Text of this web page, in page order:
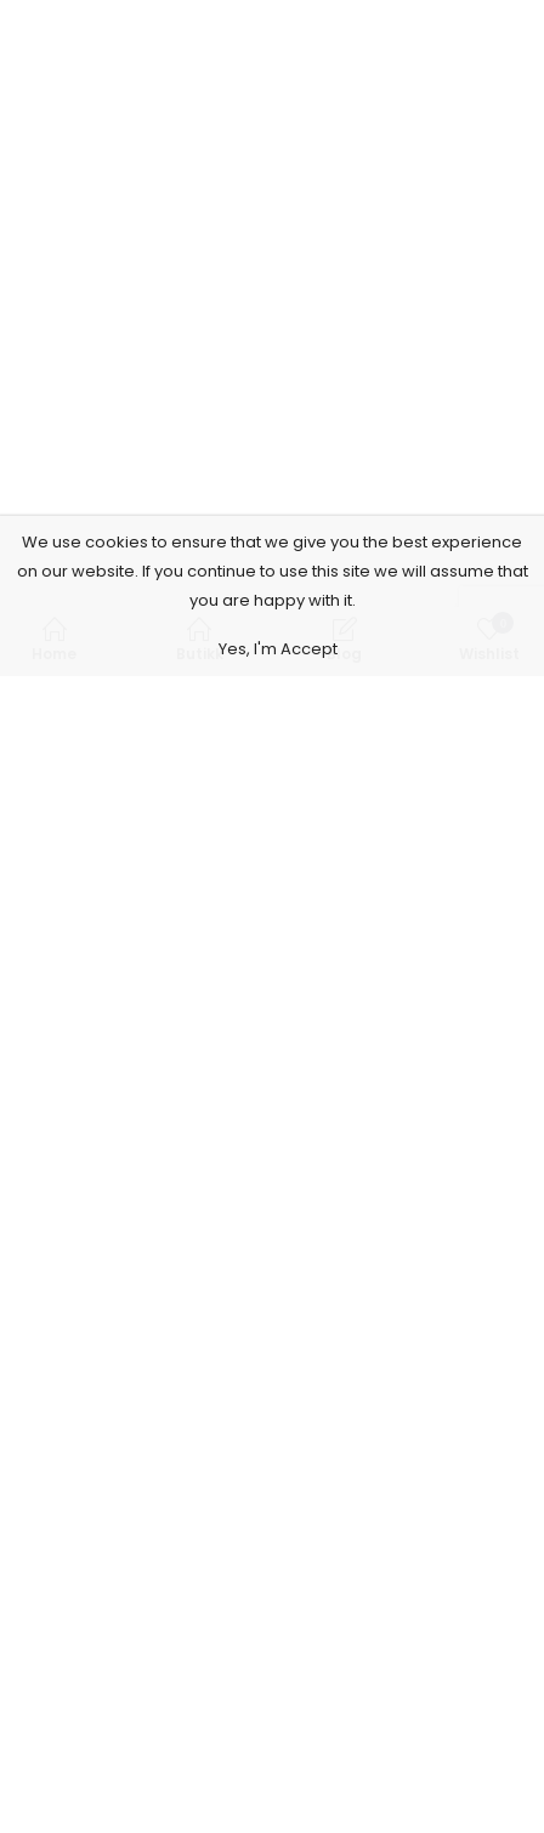
Butikk Blog
We use cookies to ensure that we give you the best experience
on our website. If you continue to use this site we will assume that
you are happy with it.
Yes, I'm Accept